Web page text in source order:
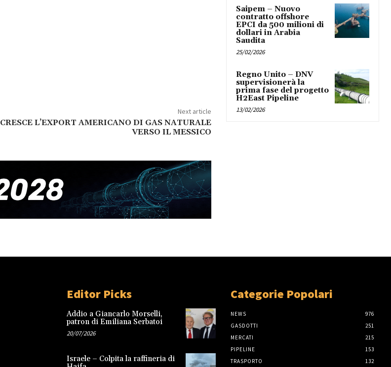
Next article
CRESCE L’EXPORT AMERICANO DI GAS NATURALE
VERSO IL MESSICO
Saipem – Nuovo
contratto offshore
EPCI da 500 milioni di
dollari in Arabia
Saudita
25/02/2026
Regno Unito – DNV
supervisionerà la
prima fase del progetto
H2East Pipeline
13/02/2026
Editor Picks
Addio a Giancarlo Morselli,
patron di Emiliana Serbatoi
20/07/2026
Israele – Colpita la raffineria di
Categorie Popolari
NEWS
976
GASDOTTI
251
MERCATI
215
PIPELINE
153
TRASPORTO
132